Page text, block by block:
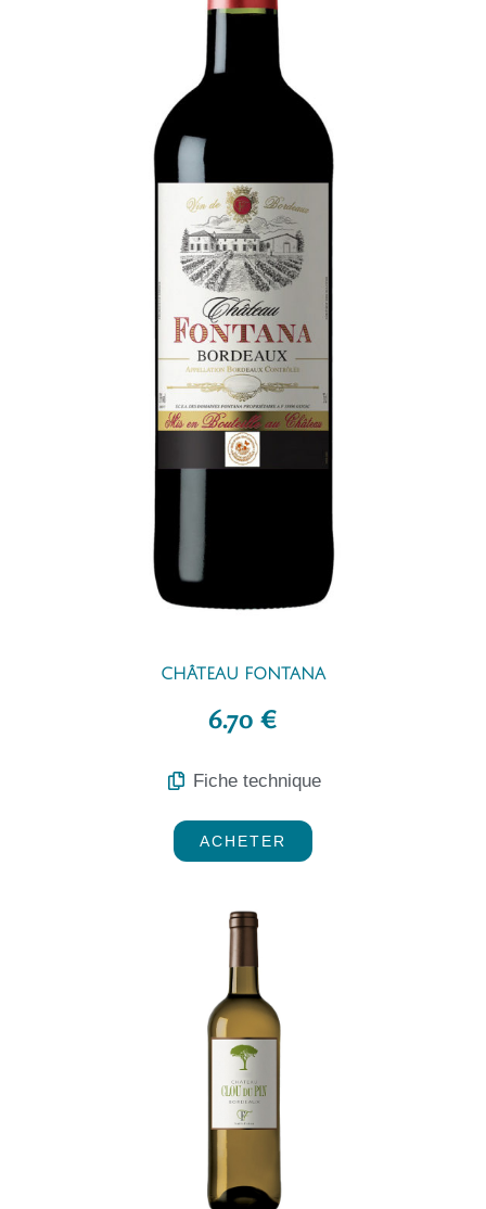
CHÂTEAU FONTANA
6.70 €
Fiche technique
ACHETER